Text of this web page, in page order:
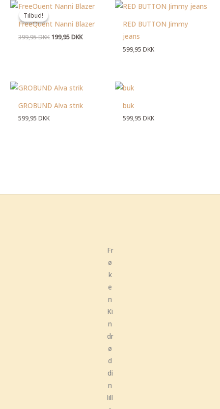
Tilbud!
Tilbud!
FreeQuent Nanni Blazer
399,95DKK
Den
oprindelige
var:
399,95 DKK.
199,95DKK
Den
aktuelle
er:
199,95 DKK.
RED BUTTON Jimmy
jeans
599,95DKK
GROBUND Alva strik
599,95DKK
buk
599,95DKK
Fr
ø
k
e
n
Ki
n
dr
ø
d
di
n
lill